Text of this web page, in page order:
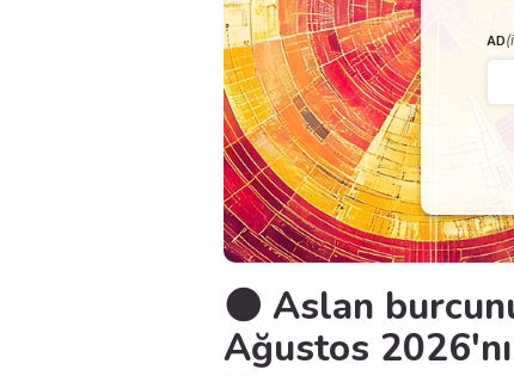
AD
🌑 Aslan
Ağustos